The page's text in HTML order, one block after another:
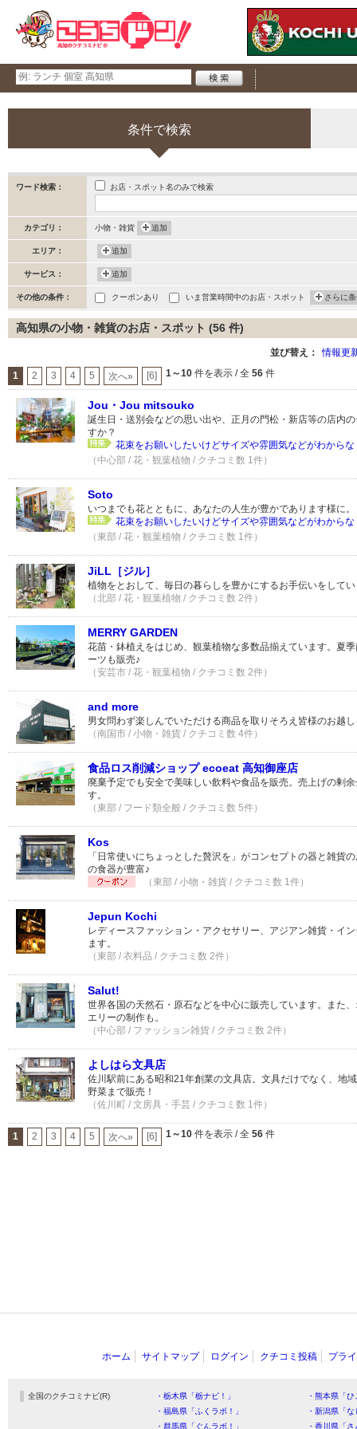
条件で検索
ワード検索： お店・スポット名のみで検索
カテゴリ： 小物・雑貨 追加
エリア： 追加
サービス： 追加
その他の条件： クーポンあり いま営業時間中のお店・スポット さらに
高知県の小物・雑貨のお店・スポット (56 件)
並び替え： 情報更
1 2 3 4 5 次へ» [6] 1～10 件を表示 / 全 56 件
Jou・Jou mitsouko
誕生日・送別会などの思い出や、正月の門松・新店等の店内
すか？
花束をお願いしたいけどサイズや雰囲気などがわから
（中心部 / 花・観葉植物 / クチコミ数 1件）
Soto
いつまでも花とともに、あなたの人生が豊かであります様に。
花束をお願いしたいけどサイズや雰囲気などがわから
（東部 / 花・観葉植物 / クチコミ数 1件）
JiLL［ジル］
植物をとおして、毎日の暮らしを豊かにするお手伝いをして
（北部 / 花・観葉植物 / クチコミ数 2件）
MERRY GARDEN
花苗・鉢植えをはじめ、観葉植物な多数品揃えています。夏
ーツも販売♪
（安芸市 / 花・観葉植物 / クチコミ数 2件）
and more
男女問わず楽しんでいただける商品を取りそろえ皆様のお越
（南国市 / 小物・雑貨 / クチコミ数 4件）
食品ロス削減ショップ ecoeat 高知御座店
廃棄予定でも安全で美味しい飲料や食品を販売。売上げの剰
す。
（東部 / フード類全般 / クチコミ数 5件）
Kos
「日常使いにちょっとした贅沢を」がコンセプトの器と雑貨
の食器が豊富♪
（東部 / 小物・雑貨 / クチコミ数 1件）
Jepun Kochi
レディースファッション・アクセサリー、アジアン雑貨・イ
ます。
（東部 / 衣料品 / クチコミ数 2件）
Salut!
世界各国の天然石・原石などを中心に販売しています。また
エリーの制作も。
（中心部 / ファッション雑貨 / クチコミ数 2件）
よしはら文具店
佐川駅前にある昭和21年創業の文具店。文具だけでなく、地
野菜まで販売！
（佐川町 / 文房具・手芸 / クチコミ数 1件）
1 2 3 4 5 次へ» [6] 1～10 件を表示 / 全 56 件
ホーム サイトマップ ログイン クチコミ投稿 プラ
全国のクチコミナビ(R) ・栃木県「栃ナビ！」
・熊本県「
・福島県「ふくラボ！」
・新潟県「
・群馬県「ぐんラボ！」
・香川県「